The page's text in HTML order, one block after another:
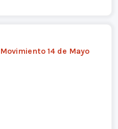
14 de Mayo